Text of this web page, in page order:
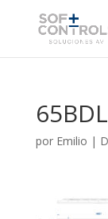
por Emilio |